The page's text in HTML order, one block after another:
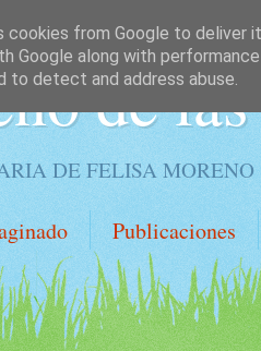
de
DE FELISA MORENO
Publicaciones
cookies from Google to deliver
Google along with
to detect and address abuse.